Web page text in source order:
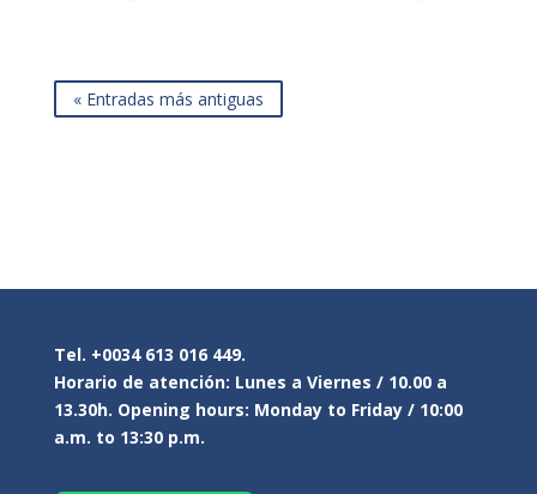
« Entradas más antiguas
Tel. +0034 613 016 449.
Horario de atención: Lunes a Viernes / 10.00 a
13.30h. Opening hours: Monday to Friday / 10:00
a.m. to 13:30 p.m.